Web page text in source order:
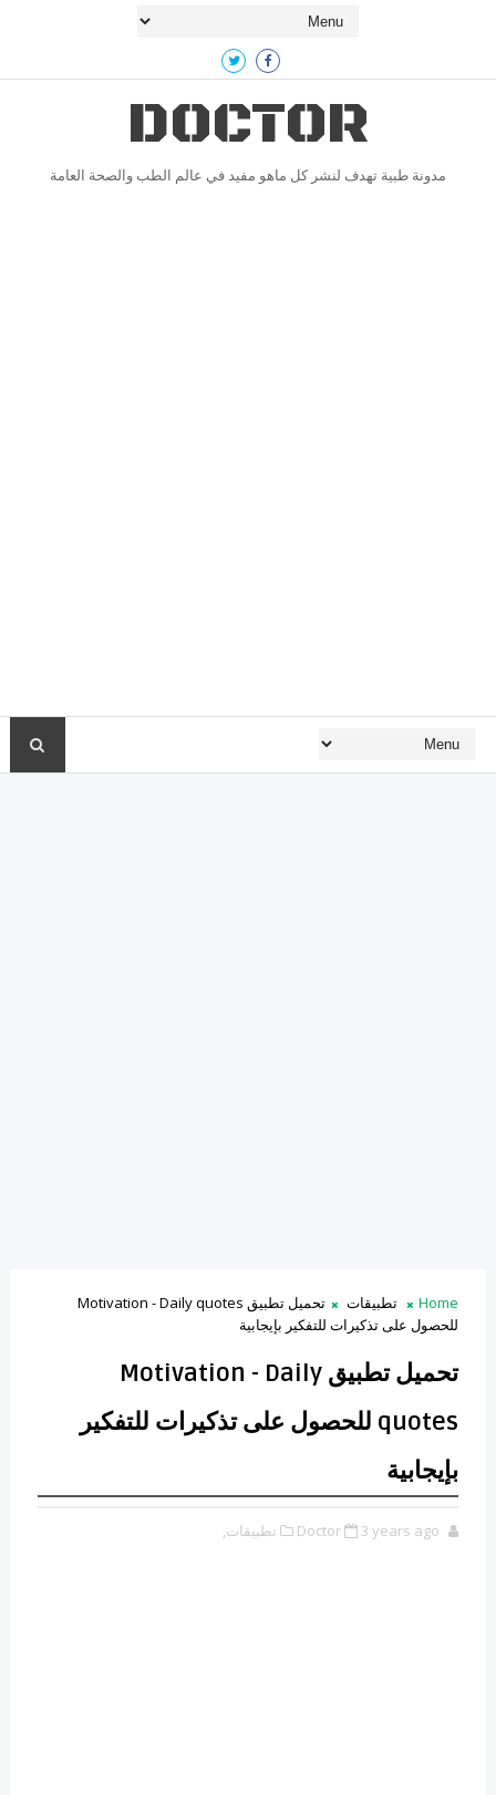
DOCTOR
مدونة طبية تهدف لنشر كل ماهو مفيد في عالم الطب والصحة العامة
Home تطبيقات
تحميل تطبيق Motivation - Daily quotes
للحصول على تذكيرات للتفكير بإيجابية
تحميل تطبيق Motivation - Daily
quotes للحصول على تذكيرات للتفكير
بإيجابية
Doctor 3 years ago تطبيقات,